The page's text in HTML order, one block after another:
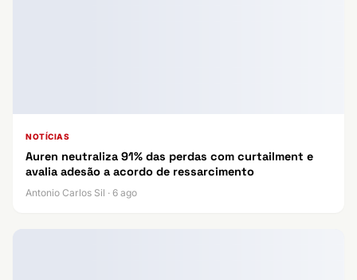
NOTÍCIAS
Auren neutraliza 91% das perdas com curtailment e
avalia adesão a acordo de ressarcimento
Antonio Carlos Sil · 6 ago